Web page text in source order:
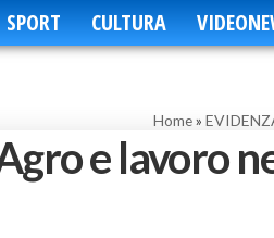
SPORT CULTURA
Home»
e lavoro